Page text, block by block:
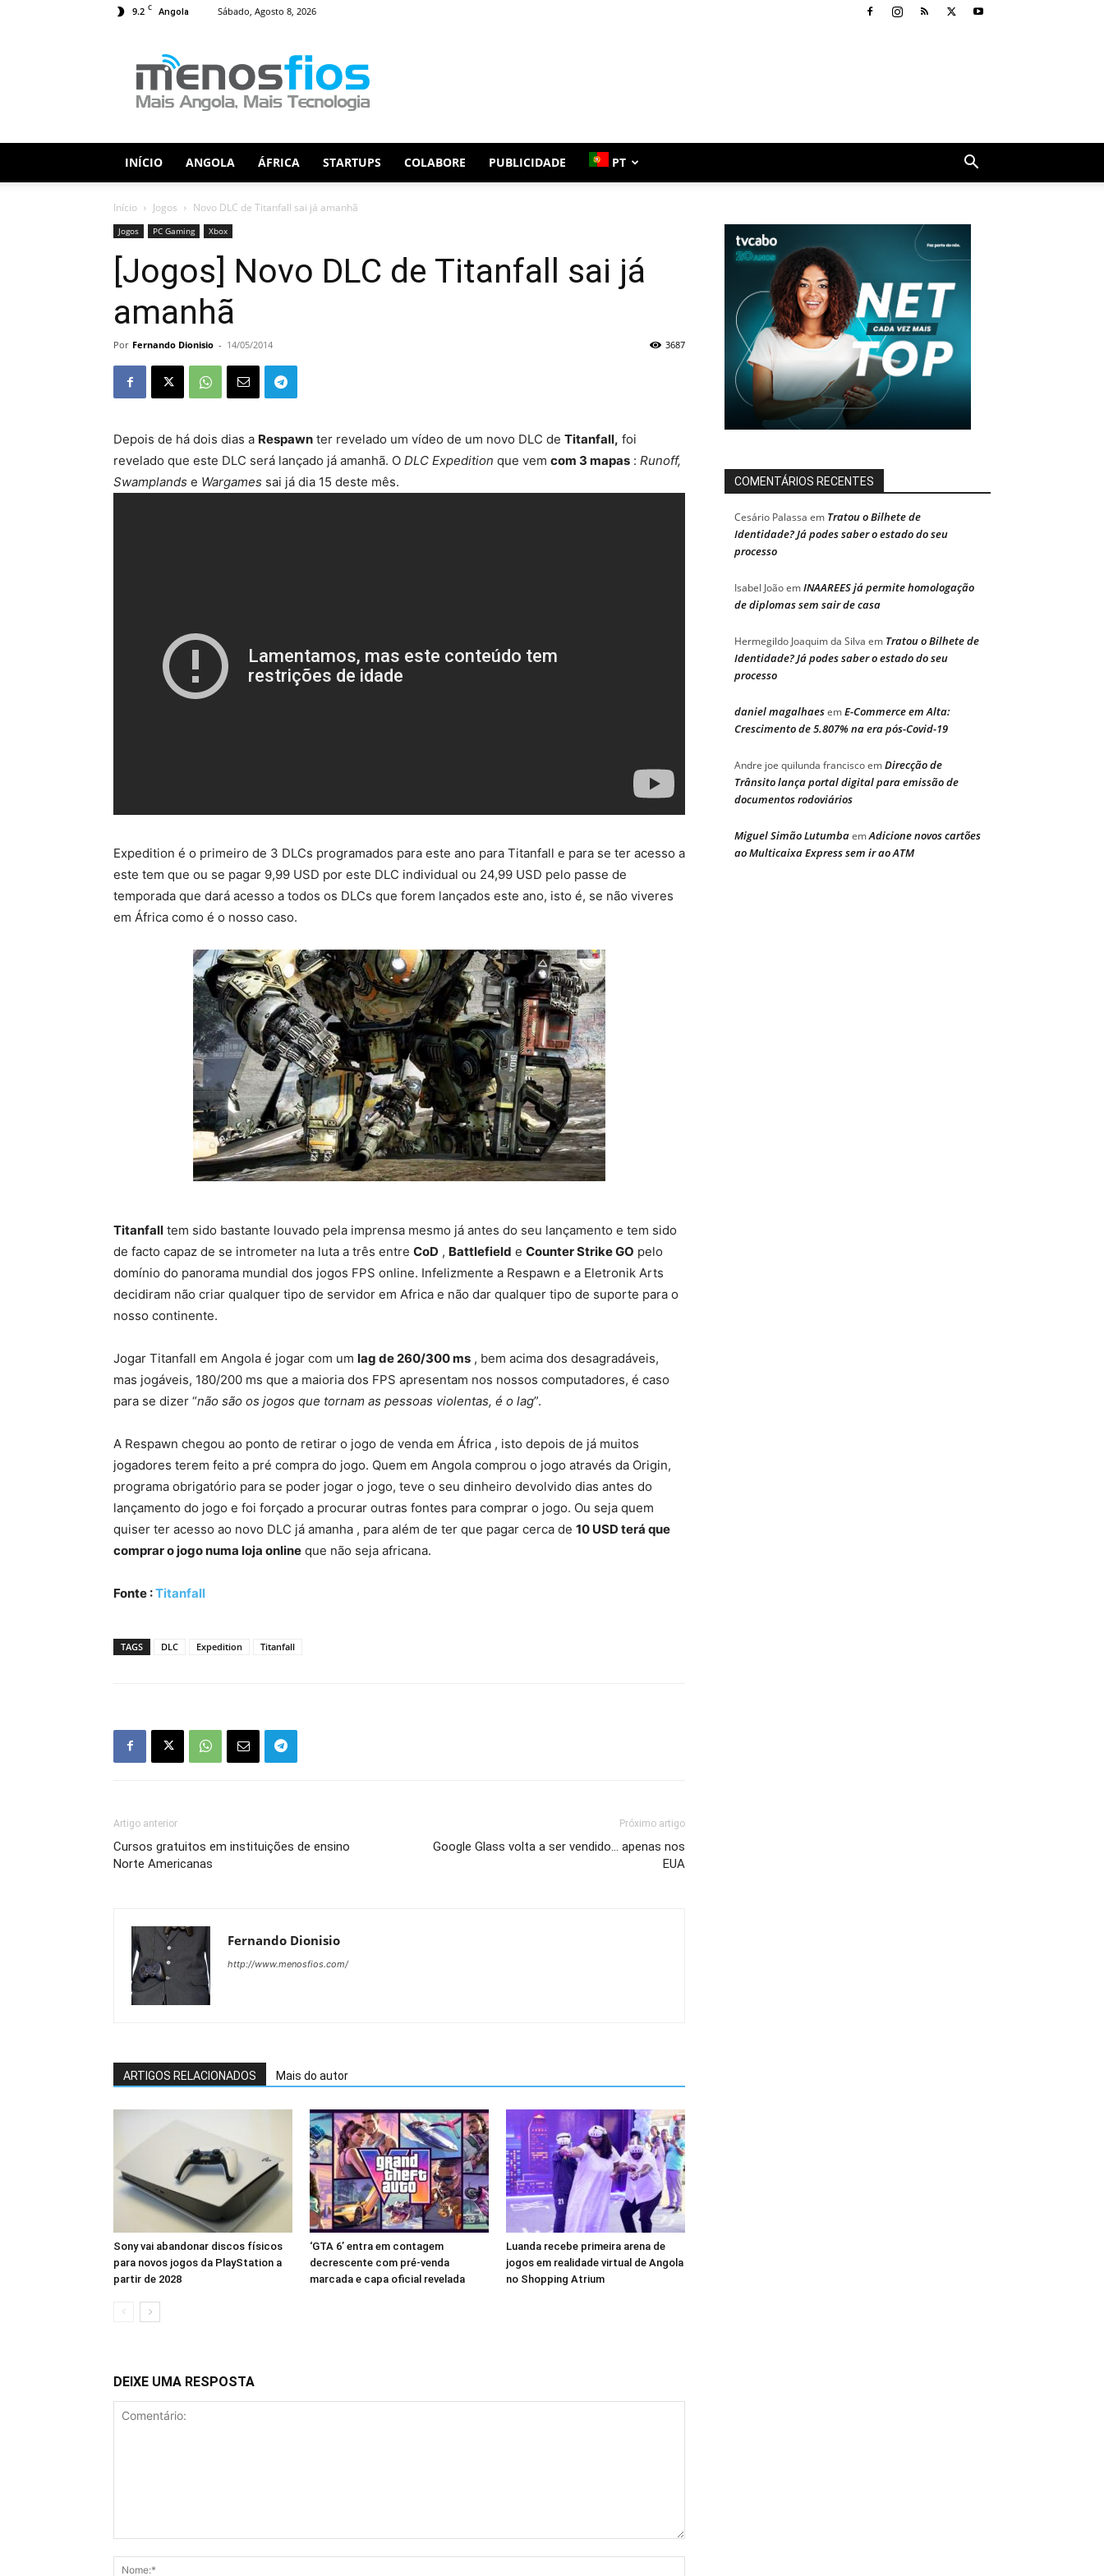
9.2 C Angola Sábado, Agosto 8, 2026
Fios
INÍCIO ANGOLA ÁFRICA STARTUPS COLABORE PUBLICIDADE PT
Início Jogos Novo DLC de Titanfall sai já amanhã
Jogos PC Gaming Xbox
[Jogos] Novo DLC de Titanfall sai já
amanhã
Por Fernando Dionisio - 14/05/2014 3687
Depois de há dois dias a Respawn ter revelado um vídeo de um novo DLC de Titanfall, foi
revelado que este DLC será lançado já amanhã. O DLC Expedition que vem com 3 mapas : Runoff,
Swamplands e Wargames sai já dia 15 deste mês.
Expedition é o primeiro de 3 DLCs programados para este ano para Titanfall e para se ter acesso a
este tem que ou se pagar 9,99 USD por este DLC individual ou 24,99 USD pelo passe de
temporada que dará acesso a todos os DLCs que forem lançados este ano, isto é, se não viveres
em África como é o nosso caso.
Titanfall tem sido bastante louvado pela imprensa mesmo já antes do seu lançamento e tem sido
de facto capaz de se intrometer na luta a três entre CoD , Battlefield e Counter Strike GO pelo
domínio do panorama mundial dos jogos FPS online. Infelizmente a Respawn e a Eletronik Arts
decidiram não criar qualquer tipo de servidor em Africa e não dar qualquer tipo de suporte para o
nosso continente.
Jogar Titanfall em Angola é jogar com um lag de 260/300 ms , bem acima dos desagradáveis,
mas jogáveis, 180/200 ms que a maioria dos FPS apresentam nos nossos computadores, é caso
para se dizer “não são os jogos que tornam as pessoas violentas, é o lag”.
A Respawn chegou ao ponto de retirar o jogo de venda em África , isto depois de já muitos
jogadores terem feito a pré compra do jogo. Quem em Angola comprou o jogo através da Origin,
programa obrigatório para se poder jogar o jogo, teve o seu dinheiro devolvido dias antes do
lançamento do jogo e foi forçado a procurar outras fontes para comprar o jogo. Ou seja quem
quiser ter acesso ao novo DLC já amanha , para além de ter que pagar cerca de 10 USD terá que
comprar o jogo numa loja online que não seja africana.
Fonte :Titanfall
TAGS DLC Expedition Titanfall
Artigo anterior
Cursos gratuitos em instituições de ensino
Norte Americanas
Próximo artigo
Google Glass volta a ser vendido… apenas nos
EUA
Fernando Dionisio
http://www.menosfios.com/
ARTIGOS RELACIONADOS Mais do autor
Sony vai abandonar discos físicos
para novos jogos da PlayStation a
partir de 2028
‘GTA 6’ entra em contagem
decrescente com pré-venda
marcada e capa oficial revelada
Luanda recebe primeira arena de
jogos em realidade virtual de Angola
no Shopping Atrium
DEIXE UMA RESPOSTA
COMENTÁRIOS RECENTES
Cesário Palassa em Tratou o Bilhete de
Identidade? Já podes saber o estado do seu
processo
Isabel JoãoemINAAREES já permite homologação
de diplomas sem sair de casa
Hermegildo Joaquim da Silva em Tratou o Bilhete de
Identidade? Já podes saber o estado do seu
processo
daniel magalhaesemE-Commerce em Alta:
Crescimento de 5.807% na era pós-Covid-19
Andre joe quilunda franciscoemDirecção de
Trânsito lança portal digital para emissão de
documentos rodoviários
Miguel Simão LutumbaemAdicione novos cartões
ao Multicaixa Express sem ir ao ATM